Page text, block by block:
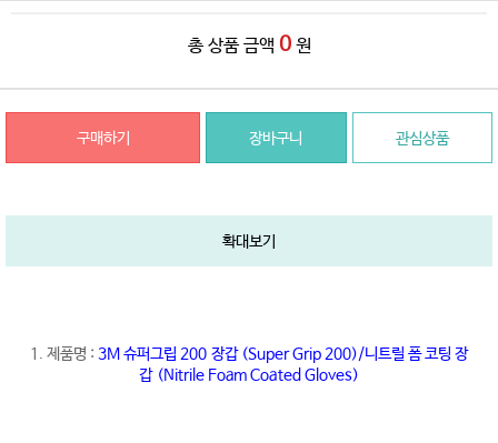
총 상품 금액 0 원
구매하기 장바구니 관심상품
확대보기
1. 제품명 : 3M 슈퍼그립 200 장갑 (Super Grip 200)/니트릴 폼 코팅 장
갑 (Nitrile Foam Coated Gloves)